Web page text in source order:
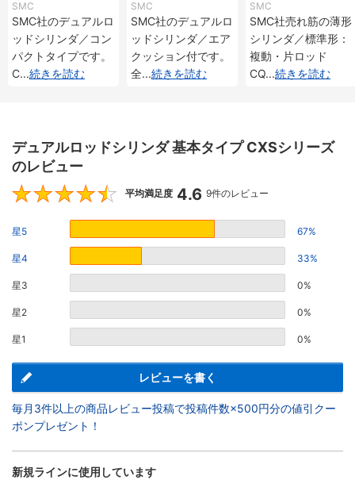
プ CXSJシリーズ
SMC
SMC社のデュアルロ
ッドシリンダ／コン
パクトタイプです。
C...続きを読む
付 CXSシリーズ
SMC
SMC社のデュアルロ
ッドシリンダ／エア
クッション付です。
全...続きを読む
動・片ロッド CQ2
シリーズ
SMC
SMC社売れ筋の薄形
シリンダ／標準形：
複動・片ロッド
CQ...続きを読む
デュアルロッドシリンダ 基本タイプ CXSシリーズ
のレビュー
4.6
平均満足度 4.6 9件のレビュー
星5 67%
星4 33%
星3 0%
星2 0%
星1 0%
レビューを書く
毎月3件以上の商品レビュー投稿で投稿件数×500円分の値引クー
ポンプレゼント！
新規ラインに使用しています